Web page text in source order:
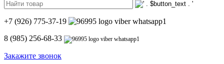
+7 (926) 775-37-19
8 (985) 256-68-33
Закажите звонок